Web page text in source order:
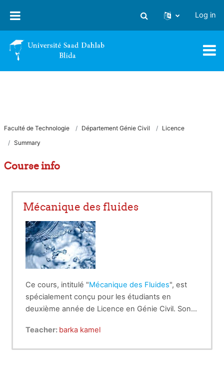
Toggle search input
Log in
Faculté de Technologie Département Génie Civil
Licence
Summary
Course info
Mécanique des fluides
Ce cours, intitulé "Mécanique des Fluides", est
spécialement conçu pour les étudiants en
deuxième année de Licence en Génie Civil. Son
approfondie des principes fondamentaux
Teacher: barka kamel